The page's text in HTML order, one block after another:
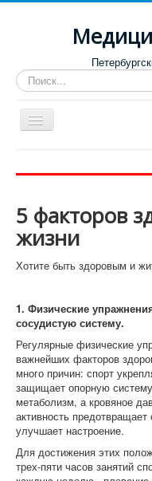
Искать...
Toggle
Navigation
Роддома и женские
Диспансеры
Лучшие клиники по
5 факторов
жизни
Хотите быть здоровым и
1. Физические
сосудистую систему.
Регулярные физические
важнейших факторов
много причин: спорт
защищает опорную
метаболизм, а кровяное
активность
улучшает настроение.
Для достижения этих
трех-пяти часов занятий